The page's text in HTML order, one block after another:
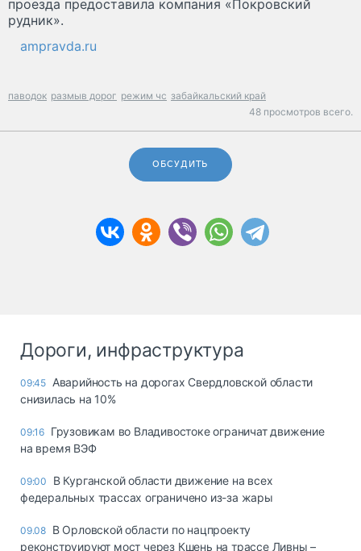
проезда предоставила компания «Покровский
рудник».
ampravda.ru
паводок размыв дорог режим чс забайкальский край
48 просмотров всего.
ОБСУДИТЬ
Дороги, инфраструктура
09:45 Аварийность на дорогах Свердловской области
снизилась на 10%
09:16 Грузовикам во Владивостоке ограничат движение
на время ВЭФ
09:00
В Курганской области движение на всех
федеральных трассах ограничено из-за жары
09.08 В Орловской области по нацпроекту
реконструируют мост через Кшень на трассе Ливны –